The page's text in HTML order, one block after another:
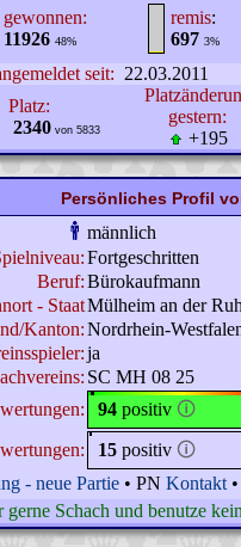
gewonnen:
11926 48%
remis:
697 3%
seit: 22.03.2011
Platz:
2340 von 5833
gestern:
+195
Persönliches Profil
männlich
Fortgeschritten
Beruf:Bürokaufmann
- StaatMülheim an der
Kanton:Nordrhein-
ja
SC MH 08 25
94 positiv 🛈
15 positiv 🛈
- neue Partie • PN Kontakt
gerne Schach und benutze